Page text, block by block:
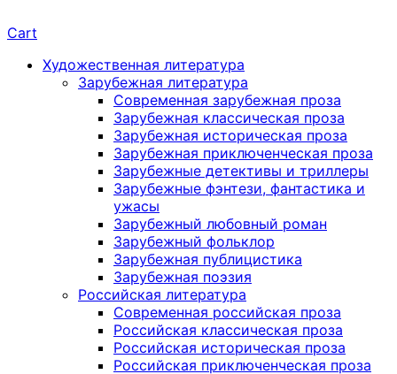
Cart
Художественная литература
Зарубежная литература
Современная зарубежная проза
Зарубежная классическая проза
Зарубежная историческая проза
Зарубежная приключенческая проза
Зарубежные детективы и триллеры
Зарубежные фэнтези, фантастика и
ужасы
Зарубежный любовный роман
Зарубежный фольклор
Зарубежная публицистика
Зарубежная поэзия
Российская литература
Современная российская проза
Российская классическая проза
Российская историческая проза
Российская приключенческая проза